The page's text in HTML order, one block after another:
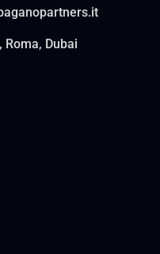
Roma, Dubai